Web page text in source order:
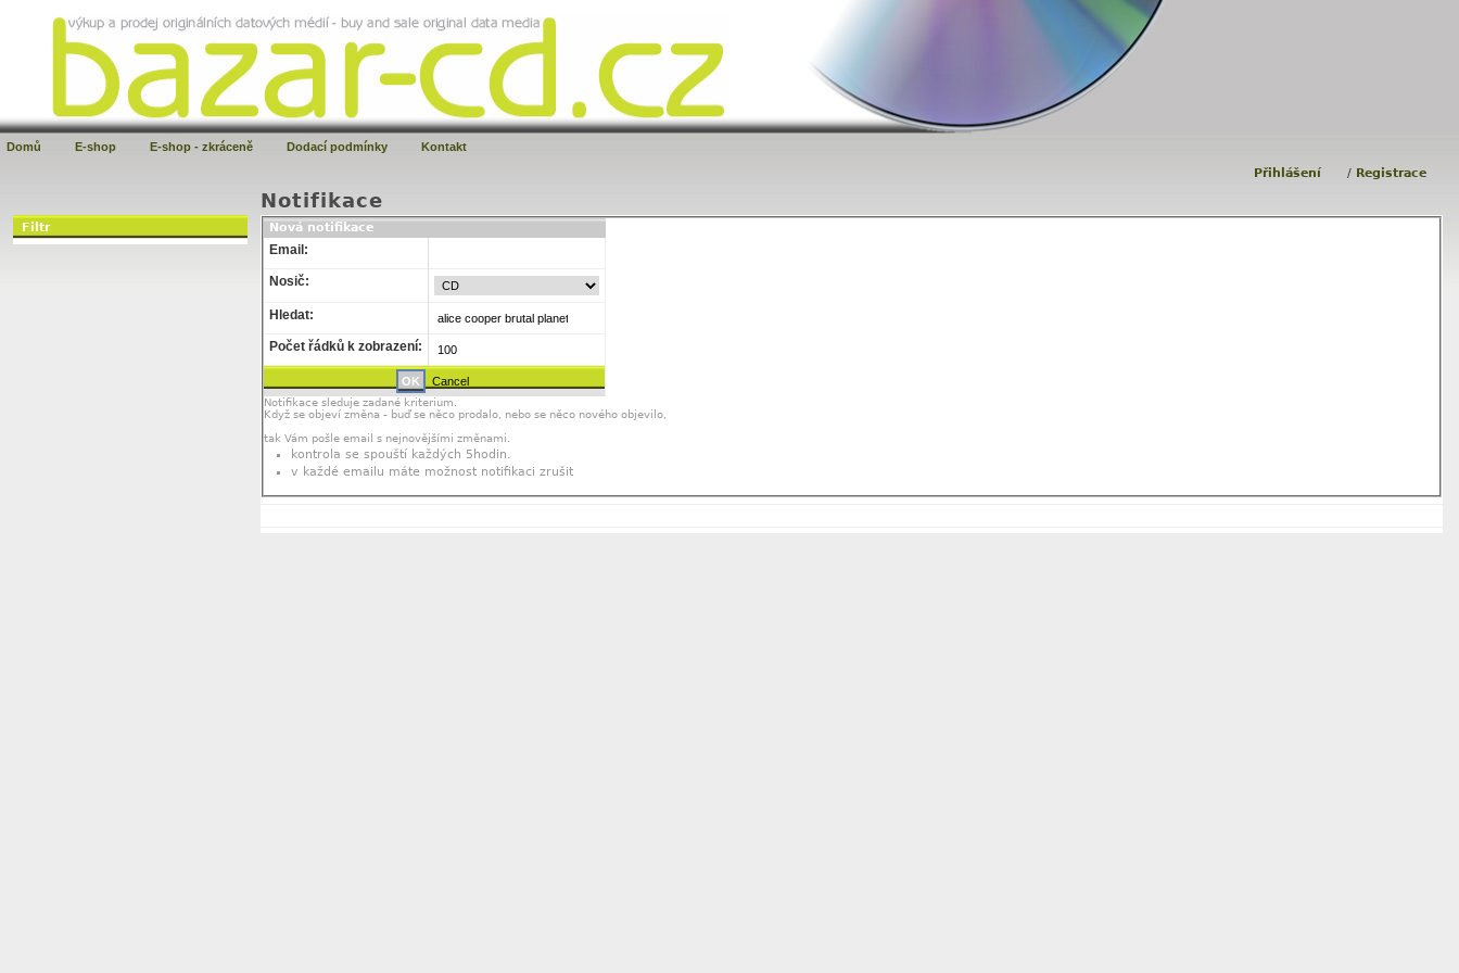
Přihlášení / Registrace
Domů E-shop E-shop - zkráceně Dodací podmínky Kontakt
Notifikace
Nová notifikace
Email:
Nosič:
Hledat:
Počet řádků k zobrazení:
Notifikace sleduje zadané kriterium.
Když se objeví změna - buď se něco prodalo, nebo se něco nového objevilo,
tak Vám pošle email s nejnovějšími změnami.
kontrola se spouští každých 5hodin.
v každé emailu máte možnost notifikaci zrušit
Filtr